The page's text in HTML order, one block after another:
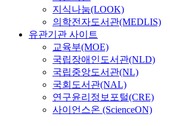
지식나눔(LOOK)
의학전자도서관(MEDLIS)
유관기관 사이트
교육부(MOE)
국립장애인도서관(NLD)
국립중앙도서관(NL)
국회도서관(NAL)
연구윤리정보포털(CRE)
사이언스온 (ScienceON)